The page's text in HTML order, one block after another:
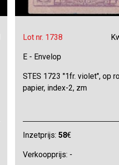
Lot nr. 1738
E - Envelop
STES 1723 "1fr. violet", op
papier, index-2, zm
Inzetprijs: 58€
Verkoopprijs: -